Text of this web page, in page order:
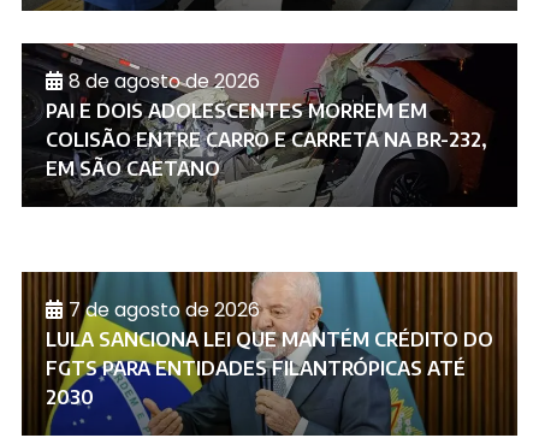
8 de agosto de 2026
PAI E DOIS ADOLESCENTES MORREM EM
COLISÃO ENTRE CARRO E CARRETA NA BR-232,
EM SÃO CAETANO
7 de agosto de 2026
LULA SANCIONA LEI QUE MANTÉM CRÉDITO DO
FGTS PARA ENTIDADES FILANTRÓPICAS ATÉ
2030